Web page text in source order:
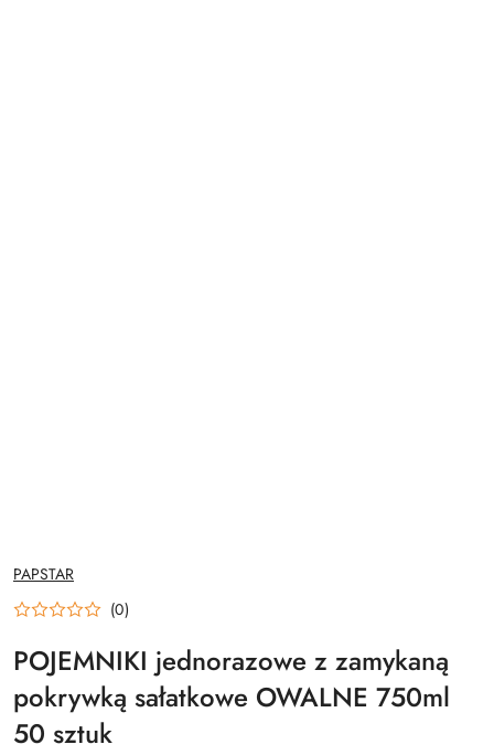
NAZWA
PRODUCENTA:
PAPSTAR
(0)
POJEMNIKI jednorazowe z zamykaną
pokrywką sałatkowe OWALNE 750ml
50 sztuk